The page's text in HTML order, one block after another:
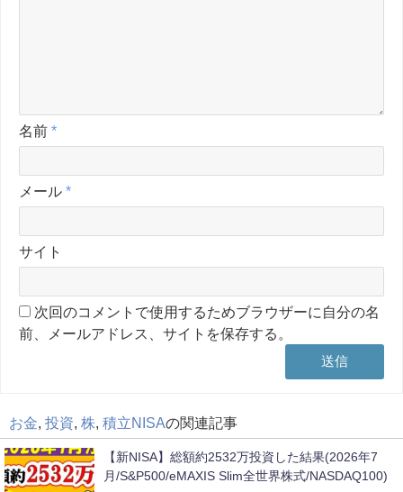
名前 *
メール *
サイト
次回のコメントで使用するためブラウザーに自分の名
前、メールアドレス、サイトを保存する。
お金, 投資, 株, 積立NISAの関連記事
【新NISA】総額約2532万投資した結果(2026年7
月/S&P500/eMAXIS Slim全世界株式/NASDAQ100)